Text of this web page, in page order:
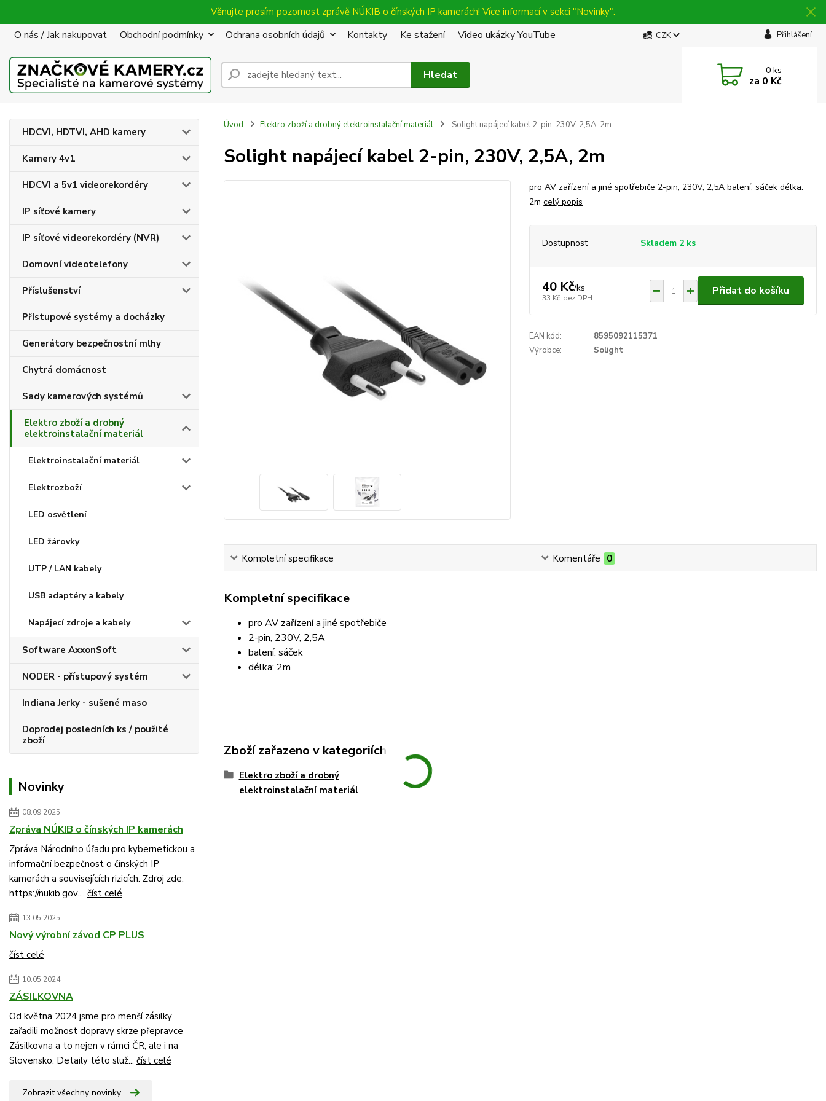
Věnujte prosím pozornost zprávě NÚKIB o čínských IP kamerách! Více informací v sekci "Novinky".
O nás / Jak nakupovat Obchodní podmínky Ochrana osobních údajů Kontakty Ke stažení Video ukázky YouTube CZK Přihlášení
Hledat 0 ks
za 0 Kč
HDCVI, HDTVI, AHD kamery
Kamery 4v1
HDCVI a 5v1 videorekordéry
IP síťové kamery
IP síťové videorekordéry (NVR)
Domovní videotelefony
Příslušenství
Přístupové systémy a docházky
Generátory bezpečnostní mlhy
Chytrá domácnost
Sady kamerových systémů
Elektro zboží a drobný
elektroinstalační materiál
Elektroinstalační materiál
Elektrozboží
LED osvětlení
LED žárovky
UTP / LAN kabely
USB adaptéry a kabely
Napájecí zdroje a kabely
Software AxxonSoft
NODER - přístupový systém
Indiana Jerky - sušené maso
Doprodej posledních ks / použité
zboží
Novinky
08.09.2025
Zpráva NÚKIB o čínských IP kamerách
Zpráva Národního úřadu pro kybernetickou a
informační bezpečnost o čínských IP
kamerách a souvisejících rizicích. Zdroj zde:
https://nukib.gov.... číst celé
13.05.2025
Nový výrobní závod CP PLUS
číst celé
10.05.2024
ZÁSILKOVNA
Od května 2024 jsme pro menší zásilky
zařadili možnost dopravy skrze přepravce
Zásilkovna a to nejen v rámci ČR, ale i na
Slovensko. Detaily této služ... číst celé
Zobrazit všechny novinky
Úvod Elektro zboží a drobný elektroinstalační materiál Solight napájecí kabel 2-pin, 230V, 2,5A, 2m
Solight napájecí kabel 2-pin, 230V, 2,5A, 2m
pro AV zařízení a jiné spotřebiče 2-pin, 230V, 2,5A balení: sáček délka:
2mcelý popis
Dostupnost Skladem 2 ks
40 Kč/ks
33 Kč bez DPH
Přidat do košíku
EAN kód:
8595092115371
Výrobce:
Solight
Kompletní specifikace Komentáře 0
Kompletní specifikace
pro AV zařízení a jiné spotřebiče
2-pin, 230V, 2,5A
balení: sáček
délka: 2m
Zboží zařazeno v kategoriích
Elektro zboží a drobný
elektroinstalační materiál